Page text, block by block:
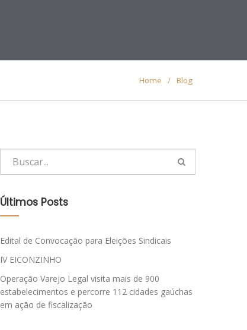
Home / Blog
Últimos Posts
Edital de Convocação para Eleições Sindicais
IV EICONZINHO
Operação Varejo Legal visita mais de 900
estabelecimentos e percorre 112 cidades gaúchas
em ação de fiscalização